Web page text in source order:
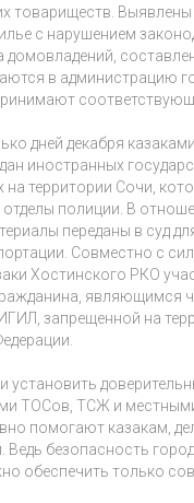
товариществ. Выявлены
с нарушением
в администрацию
дней декабря
иностранных
территории Сочи,
полиции. В
переданы в суд
Совместно с
Хостинского РКО
являющимся
запрещенной на
установить
ТОСов, ТСЖ и
помогают казакам,
безопасность
обеспечить только